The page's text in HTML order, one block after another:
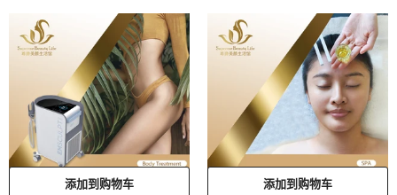
添加到购物车 添加到购物车